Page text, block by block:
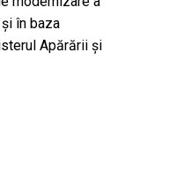
în baza
Apărării și